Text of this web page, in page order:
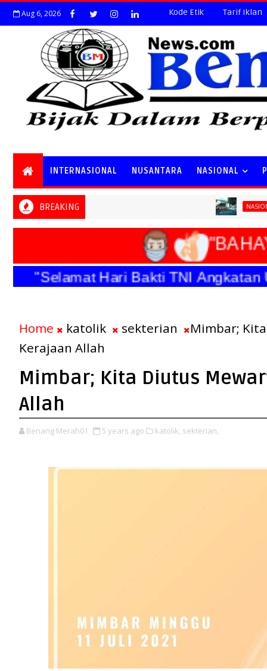
Aug 6, 2026 Kode Etik Tarif Iklan
INTERNASIONAL NUSANTARA NASIONAL
BREAKING NASIONAL
"Selamat Hari Bakti TNI Angkatan
Home katolik sekterian
Mimbar;
Kerajaan Allah
Mimbar; Kita Diutus
Allah
Benang Merah01 5 years ago katolik, sekterian,